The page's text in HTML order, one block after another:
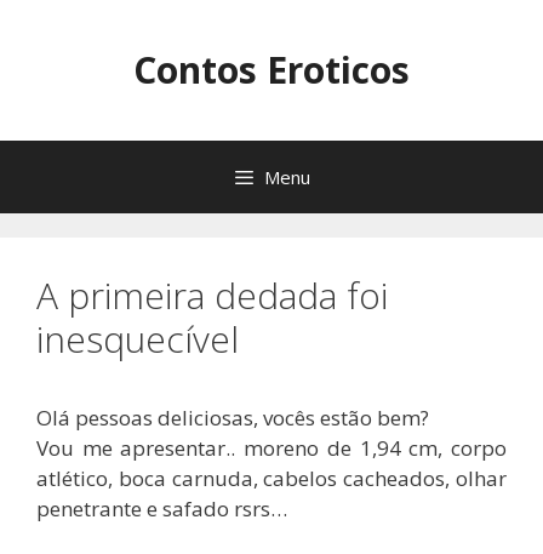
Contos Eroticos
Menu
A primeira dedada foi
inesquecível
Olá pessoas deliciosas, vocês estão bem?
Vou me apresentar.. moreno de 1,94 cm, corpo
atlético, boca carnuda, cabelos cacheados, olhar
penetrante e safado rsrs…